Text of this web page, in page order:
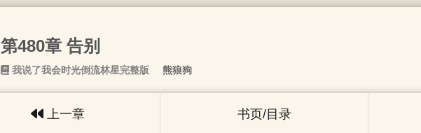
第480章 告别
我说了我会时光倒流林星完整版 熊狼狗
上一章 书页/目录